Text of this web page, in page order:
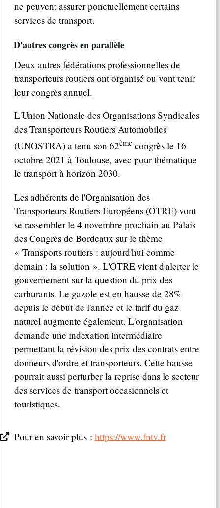
ne peuvent assurer ponctuellement certains
services de transport.
D'autres congrès en parallèle
Deux autres fédérations professionnelles de
transporteurs routiers ont organisé ou vont tenir
leur congrès annuel.
L'Union Nationale des Organisations Syndicales
des Transporteurs Routiers Automobiles
(UNOSTRA) a tenu son 62èmecongrès le 16
octobre 2021 à Toulouse, avec pour thématique
le transport à horizon 2030.
Les adhérents de l'Organisation des
Transporteurs Routiers Européens (OTRE) vont
se rassembler le 4 novembre prochain au Palais
des Congrès de Bordeaux sur le thème
« Transports routiers : aujourd'hui comme
demain : la solution ». L'OTRE vient d'alerter le
gouvernement sur la question du prix des
carburants. Le gazole est en hausse de 28%
depuis le début de l'année et le tarif du gaz
naturel augmente également. L'organisation
demande une indexation intermédiaire
permettant la révision des prix des contrats entre
donneurs d'ordre et transporteurs. Cette hausse
pourrait aussi perturber la reprise dans le secteur
des services de transport occasionnels et
touristiques.
Pour en savoir plus : https://www.fntv.fr